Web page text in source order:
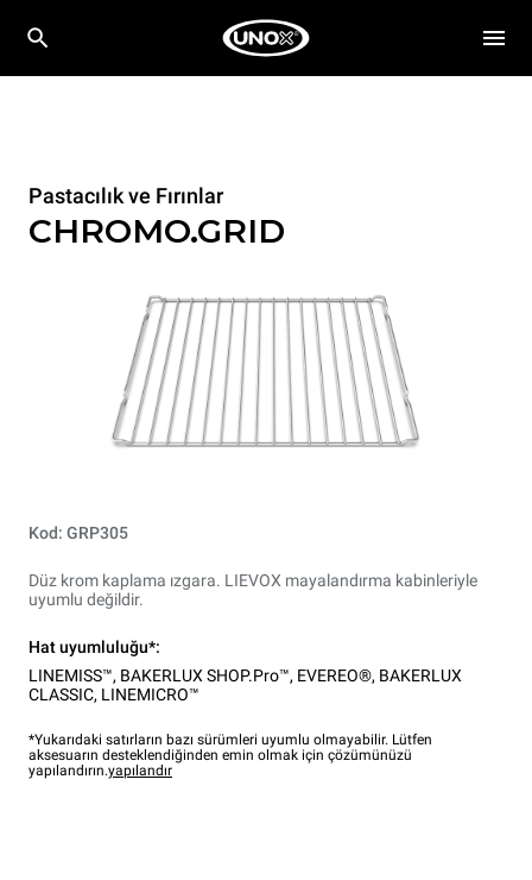
Pastacılık ve Fırınlar
CHROMO.GRID
Kod: GRP305
Düz krom kaplama ızgara. LIEVOX mayalandırma kabinleriyle
uyumlu değildir.
Hat uyumluluğu*:
LINEMISS™, BAKERLUX SHOP.Pro™, EVEREO®, BAKERLUX
CLASSIC, LINEMICRO™
*Yukarıdaki satırların bazı sürümleri uyumlu olmayabilir. Lütfen
aksesuarın desteklendiğinden emin olmak için çözümünüzü
yapılandırın.yapılandır